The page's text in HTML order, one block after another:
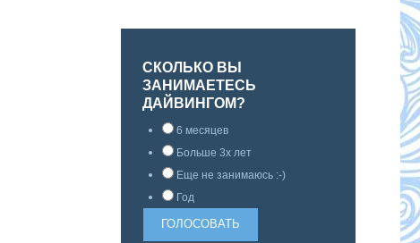
СКОЛЬКО ВЫ
ЗАНИМАЕТЕСЬ
ДАЙВИНГОМ?
6 месяцев
Больше 3х лет
Еще не занимаюсь :-)
Год